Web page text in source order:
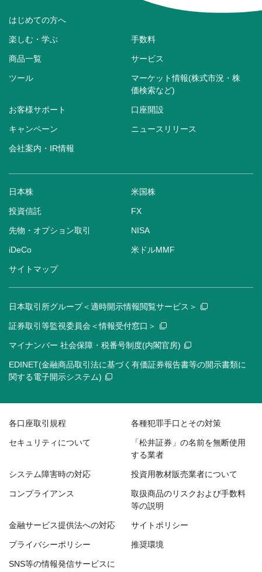
はじめての方へ
楽しむ・学ぶ 手数料
商品一覧 サービス
ツール
マーケット情報(株式市況・株
価検索など)
お客様サポート 口座開設
キャンペーン ニュースリリース
会社案内・IR情報
日本株 米国株
投資信託 FX
先物・オプション取引 NISA
iDeCo 米ドルMMF
サイトマップ
日本取引所グループ＜適時開示情報閲覧サービス＞
証券取引等監視委員会＜情報受付窓口＞
マイナンバー 社会保障・税番号制度(内閣官房)
EDINET(金融商品取引法に基づく有価証券報告書等の開示書類に
関する電子開示システム)
各口座取引規程 各種犯罪手口とその対策
セキュリティについて
「松井証券」の名前を無断使用
する業者
システム障害時の対応 投資用教材販売業者について
コンプライアンス
取扱商品のリスクおよび手数料
等の説明
金融サービス提供法への対応 サイトポリシー
プライバシーポリシー 推奨環境
SNS等の情報発信サービスに